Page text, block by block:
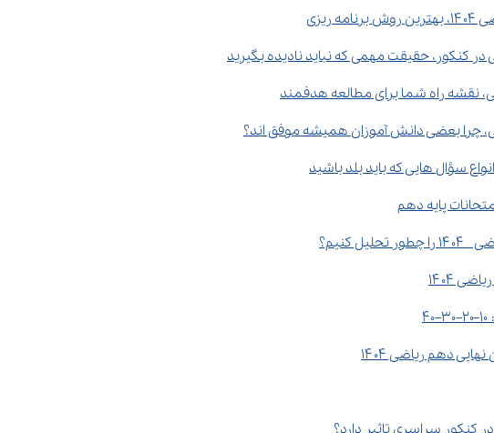
ریزی
در کنکور، حقیقت مهمی که نباید نادیده بگیرید
چرا بعضی دانش آموزان همیشه موفق اند؟
بلد باشید
پایه دهم
کنیم؟
۱۴۰۴
دهم ریاضی ۱۴۰۴